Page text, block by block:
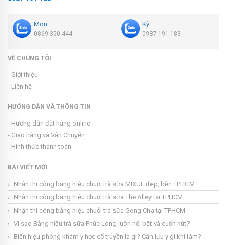
Mon
0869 350 444
Kỳ
0987 191 183
VỀ CHÚNG TÔI
- Giới thiệu
- Liên hệ
HƯỚNG DẪN VÀ THÔNG TIN
- Hướng dẫn đặt hàng online
- Giao hàng và Vận Chuyển
- Hình thức thanh toán
BÀI VIẾT MỚI
Nhận thi công bảng hiệu chuỗi trà sữa MIXUE đẹp, bền TPHCM
Nhận thi công bảng hiệu chuỗi trà sữa The Alley tại TPHCM
Nhận thi công bảng hiệu chuỗi trà sữa Gong Cha tại TPHCM
Vì sao Bảng hiệu trà sữa Phúc Long luôn nổi bật và cuốn hút?
Biển hiệu phòng khám y học cổ truyền là gì? Cần lưu ý gì khi làm?